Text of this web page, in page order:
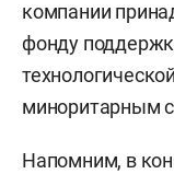
компании
фонду
миноритарным
Напомним, в